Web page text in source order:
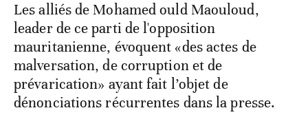
Les alliés de Mohamed ould Maouloud,
leader de ce parti de l'opposition
mauritanienne, évoquent «des actes de
malversation, de corruption et de
prévarication» ayant fait l’objet de
dénonciations récurrentes dans la presse.